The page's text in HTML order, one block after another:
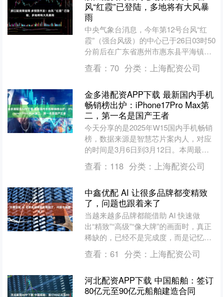
风“红霞”已登陆，多地将有大风暴
雨
中央气象台消息，今年第12号台风“红
霞”（强台风级）的中心已于26日03时50
分前后在广东省惠州市惠东县平海镇登
陆，登陆时中心附近最大风力有14级
（45米/秒）....
查看： 70 分类： 上海配资公司
金多港配资APP下载 最新国内手机
畅销榜出炉：iPhone17Pro Max第
二，第一名是国产王者
今天分享的是2025年W15国内手机畅销
榜，数据来源是智慧芯片案内人，对应
的时间是3月6日到3月12日。本周最出
彩的依旧是华为畅享90 Pro Max，再次
打败....
查看： 118 分类： 上海配资公司
中鑫优配 AI 让很多品牌都变精致
了，问题也跟着来了
当越来越多品牌都能借助 AI 快速做
出“精致”“高级”“像大牌”的画面时，真正
稀缺的，已经不是完成度，而是记忆
点。 Canva 在 2026 设计趋势里提出
不....
查看： 61 分类： 上海配资公司
河北配资APP下载 中国船舶：签订
80亿元至90亿元船舶建造合同